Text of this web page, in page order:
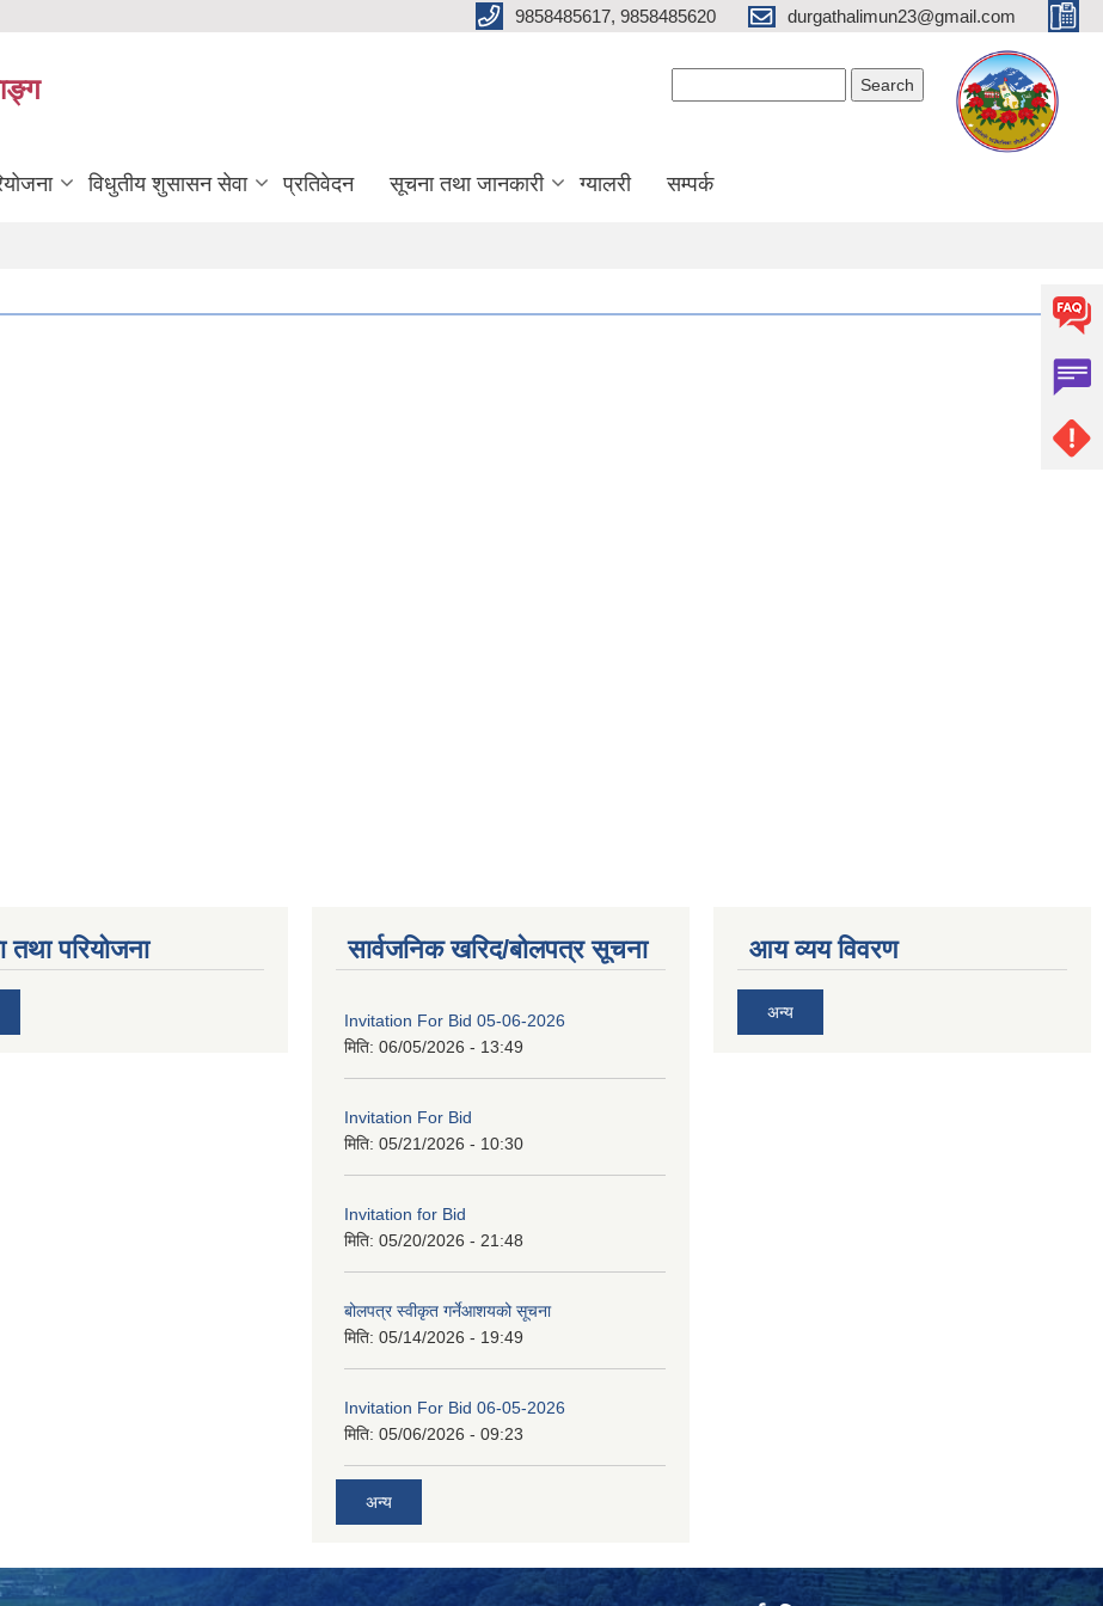
9858485617, 9858485620 durgathalimun23@gmail.com
विधुतीय शुसासन सेवा प्रतिवेदन सूचना तथा जानकारी ग्यालरी सम्पर्क
तथा परियोजना सार्वजनिक खरिद/बोलपत्र सूचना
Invitation For Bid 05-06-2026
मिति: 06/05/2026 - 13:49
Invitation For Bid
मिति: 05/21/2026 - 10:30
Invitation for Bid
मिति: 05/20/2026 - 21:48
बोलपत्र स्वीकृत गर्नेआशयको सूचना
मिति: 05/14/2026 - 19:49
Invitation For Bid 06-05-2026
मिति: 05/06/2026 - 09:23
अन्य
आय व्यय विवरण
अन्य